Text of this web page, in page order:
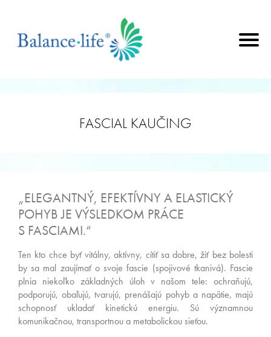
FASCIAL KAUČING
„ELEGANTNÝ, EFEKTÍVNY A ELASTICKÝ
POHYB JE VÝSLEDKOM PRÁCE
S FASCIAMI.“
Ten kto chce byť vitálny, aktívny, cítiť sa dobre, žiť bez bolesti
by sa mal zaujímať o svoje fascie (spojivové tkanivá). Fascie
plnia niekoľko základných úloh v našom tele: ochraňujú,
podporujú, obaľujú, tvarujú, prenášajú pohyb a napätie, majú
schopnosť ukladať kinetickú energiu. Sú významnou
komunikačnou, transportnou a metabolickou sieťou.